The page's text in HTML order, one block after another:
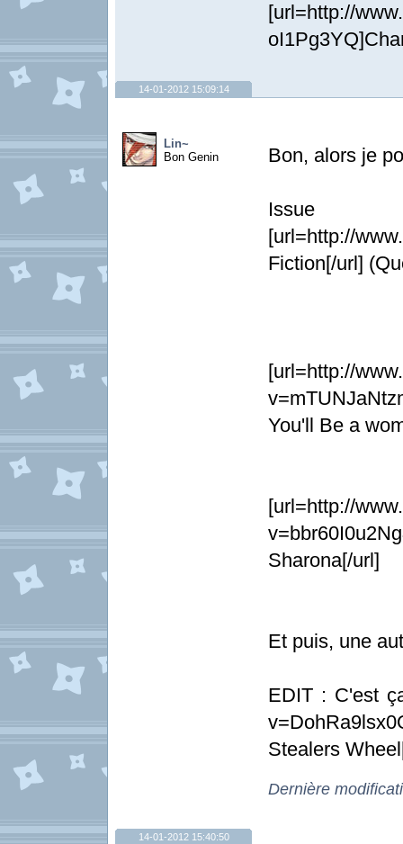
[url=http://
14-01-2012 15:09:14
Lin~
Bon Genin
Bon, alors je
[url=http://
Fiction[/url]
[url=http://
You'll Be a
[url=http://
Sharona[/url]
Et puis, une
EDIT : C'est
Stealers
Dernière
14-01-2012 15:40:50